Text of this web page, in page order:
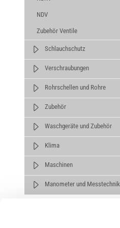
NDV
Zubehör Ventile
Schlauchschutz
Verschraubungen
Rohrschellen und Rohre
Zubehör
Waschgeräte und Zubehör
Klima
Maschinen
Manometer und Messtechnik